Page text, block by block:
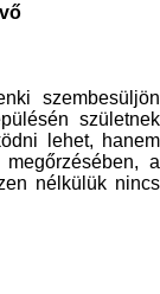
szembesüljön
születnek
lehet, hanem
a
nélkülük nincs